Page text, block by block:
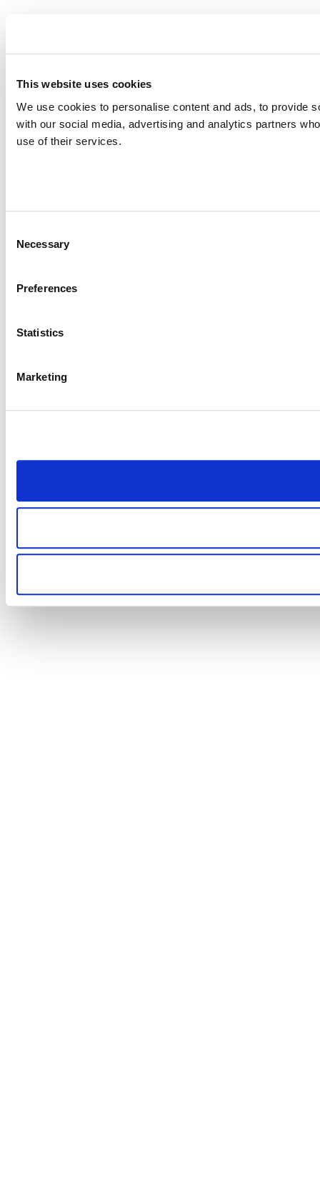
This website uses cookies
We use cookies to personalise content and ads, to provide
with our social media, advertising and analytics partners
use of their services.
Selection
Necessary
Preferences
Statistics
Marketing